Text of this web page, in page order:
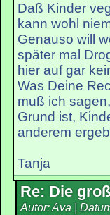
Daß Kinder
kann wohl
Genauso will
später mal
hier auf gar
Was Deine
muß ich
Grund ist,
anderem
Tanja
Re: Die
Autor: Ava |